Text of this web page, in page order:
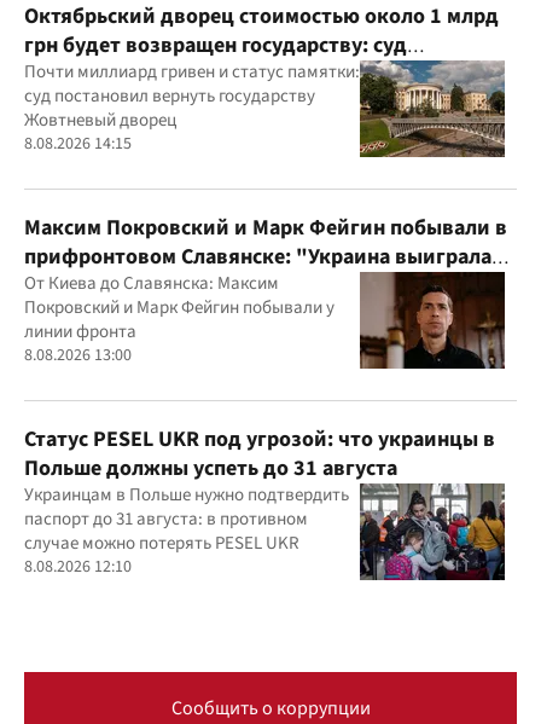
Октябрьский дворец стоимостью около 1 млрд
грн будет возвращен государству: суд
удовлетворил иск прокуратуры
Почти миллиард гривен и статус памятки:
суд постановил вернуть государству
Жовтневый дворец
8.08.2026 14:15
Максим Покровский и Марк Фейгин побывали в
прифронтовом Славянске: "Украина выиграла
эту войну"
От Киева до Славянска: Максим
Покровский и Марк Фейгин побывали у
линии фронта
8.08.2026 13:00
Статус PESEL UKR под угрозой: что украинцы в
Польше должны успеть до 31 августа
Украинцам в Польше нужно подтвердить
паспорт до 31 августа: в противном
случае можно потерять PESEL UKR
8.08.2026 12:10
Сообщить о коррупции